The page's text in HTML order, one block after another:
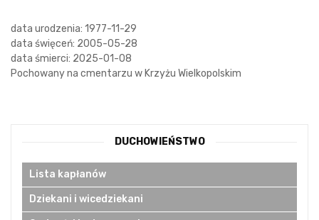
data urodzenia: 1977-11-29
data święceń: 2005-05-28
data śmierci: 2025-01-08
Pochowany na cmentarzu w Krzyżu Wielkopolskim
DUCHOWIEŃSTWO
Lista kapłanów
Dziekani i wicedziekani